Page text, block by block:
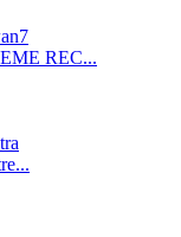
REC...